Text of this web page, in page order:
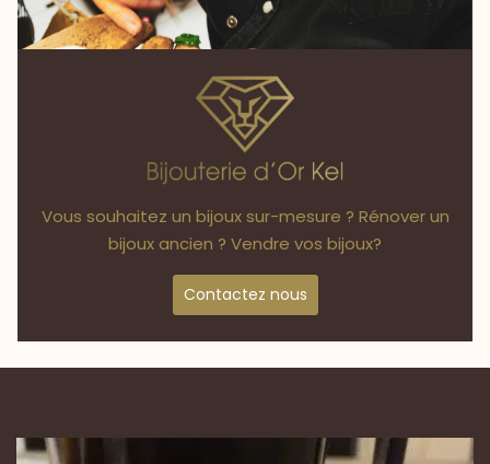
Vous souhaitez un bijoux sur-mesure ? Rénover un
bijoux ancien ? Vendre vos bijoux?
Contactez nous